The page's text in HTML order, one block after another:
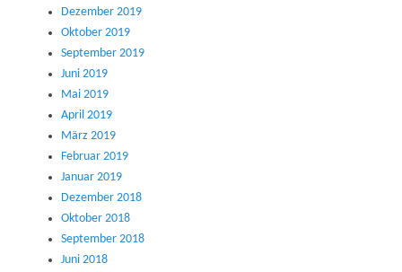
Dezember 2019
Oktober 2019
September 2019
Juni 2019
Mai 2019
April 2019
März 2019
Februar 2019
Januar 2019
Dezember 2018
Oktober 2018
September 2018
Juni 2018